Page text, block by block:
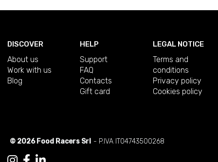
DISCOVER
About us
Work with us
Blog
HELP
Support
FAQ
Contacts
Gift card
LEGAL NOTICE
Terms and
conditions
Privacy policy
Cookies policy
© 2026 Food Racers Srl - P.IVA IT04743500268